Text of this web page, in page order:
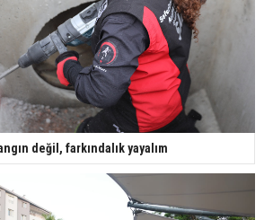
değil, farkındalık yayalım